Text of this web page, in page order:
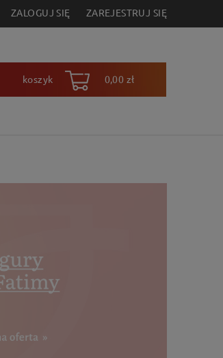
ZALOGUJ SIĘ ZAREJESTRUJ SIĘ
koszyk 0,00 zł